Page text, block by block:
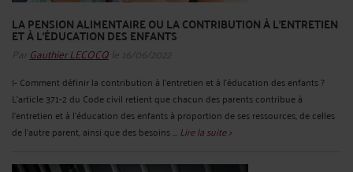
LA PENSION ALIMENTAIRE OU LA CONTRIBUTION À L’ENTRETIEN
ET À L’ÉDUCATION DES ENFANTS
Par Gauthier LECOCQ le 16/06/2022
I- Comment définir la contribution à l’entretien et à l’éducation des enfants ?
L’article 371-2 du Code civil retient que chacun des parents contribue à
l'entretien et à l'éducation des enfants à proportion de ses ressources, de celles
de l'autre parent, ainsi que des besoins ... Lire la suite >